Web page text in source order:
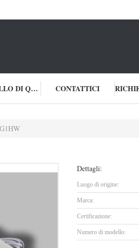
CONTROLLO DI QUALITÀ CONTATTICI
Dettagli:
Luogo di origine:
Marca:
Certificazione:
Numero di modello: